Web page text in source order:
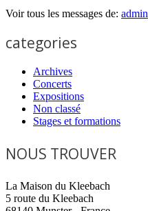
Voir tous les messages de: admin
categories
Archives
Concerts
Expositions
Non classé
Stages et formations
NOUS TROUVER
La Maison du Kleebach
5 route du Kleebach